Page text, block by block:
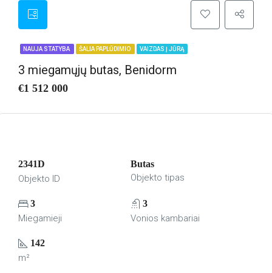
NAUJA STATYBA ŠALIA PAPLŪDIMIO VAIZDAS Į JŪRĄ
3 miegamųjų butas, Benidorm
€1 512 000
2341D
Objekto ID
Butas
Objekto tipas
3
Miegamieji
3
Vonios kambariai
142
m²